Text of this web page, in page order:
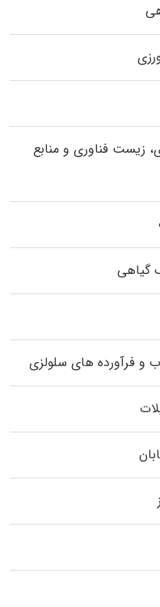
زیست فناوری و منابع
گیاهی
و فرآورده‌ های سلولزی